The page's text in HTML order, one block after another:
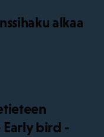
alkaa
Early bird -